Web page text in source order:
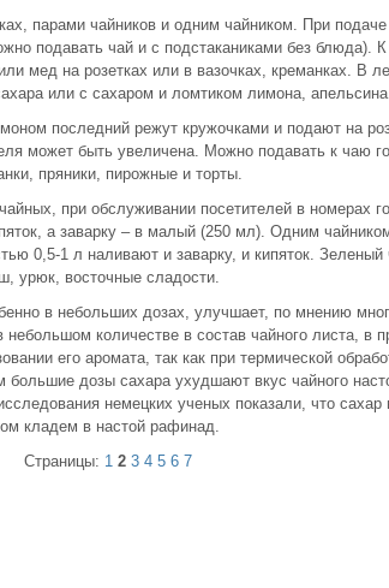
парами чайников и одним чайником. При
подавать чай и с подстаканиками без блюда).
мед на розетках или в вазочках, креманках. В
или с сахаром и ломтиком лимона,
последний режут кружочками и подают на
может быть увеличена. Можно подавать к чаю
пряники, пирожные и торты.
при обслуживании посетителей в номерах
а заварку – в малый (250 мл). Одним
0,5-1 л наливают и заварку, и кипяток. Зеленый
урюк, восточные сладости.
в небольших дозах, улучшает, по мнению
количестве в состав чайного листа, в
его аромата, так как при термической
дозы сахара ухудшают вкус чайного
немецких ученых показали, что сахар
кладем в настой рафинад.
Страницы: 1 2 3 4 5 6 7